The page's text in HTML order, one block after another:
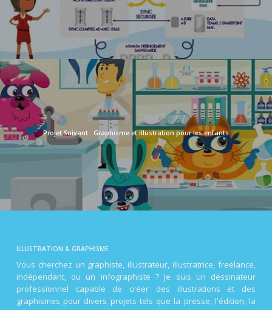
Graphisme et illustration pour les enfants
ILLUSTRATION & GRAPHISME
Vous cherchez un graphiste, illustrateur, illustratrice, freelance,
indépendant, ou un infographiste ? Je suis un dessinateur
professionnel capable de créer des illustrations et des
graphismes pour divers projets tels que la presse, l'édition, la